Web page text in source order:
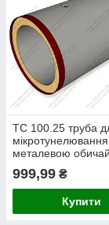
ТC 100.25 труба
металевою
999,99 ₴
Купити